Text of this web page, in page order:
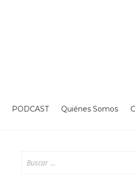
PODCAST Quiénes Somos